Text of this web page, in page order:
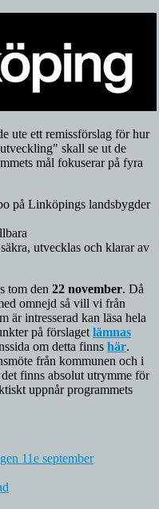
ute ett remissförslag för hur
skall se ut de
mål fokuserar på fyra
på Linköpings landsbygder
utvecklas och klarar av
tom den 22 november. Då
omnejd så vill vi från
är intresserad kan läsa hela
på förslaget lämnas
om detta finns här.
från kommunen och i
finns absolut utrymme för
uppnår programmets
11e september